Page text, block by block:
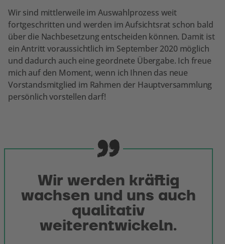
Wir sind mittlerweile im Auswahlprozess weit
fortgeschritten und werden im Aufsichtsrat schon bald
über die Nachbesetzung entscheiden können. Damit ist
ein Antritt voraussichtlich im September 2020 möglich
und dadurch auch eine geordnete Übergabe. Ich freue
mich auf den Moment, wenn ich Ihnen das neue
Vorstandsmitglied im Rahmen der Hauptversammlung
persönlich vorstellen darf!
Wir werden kräftig
wachsen und uns auch
qualitativ
weiterentwickeln.